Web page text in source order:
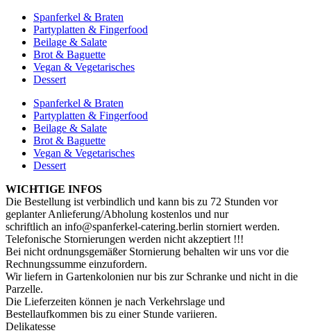
Spanferkel & Braten
Partyplatten & Fingerfood
Beilage & Salate
Brot & Baguette
Vegan & Vegetarisches
Dessert
Spanferkel & Braten
Partyplatten & Fingerfood
Beilage & Salate
Brot & Baguette
Vegan & Vegetarisches
Dessert
WICHTIGE INFOS
Die Bestellung ist verbindlich und kann bis zu 72 Stunden vor
geplanter Anlieferung/Abholung kostenlos und nur
schriftlich an info@spanferkel-catering.berlin storniert werden.
Telefonische Stornierungen werden nicht akzeptiert !!!
Bei nicht ordnungsgemäßer Stornierung behalten wir uns vor die
Rechnungssumme einzufordern.
Wir liefern in Gartenkolonien nur bis zur Schranke und nicht in die
Parzelle.
Die Lieferzeiten können je nach Verkehrslage und
Bestellaufkommen bis zu einer Stunde variieren.
Delikatesse